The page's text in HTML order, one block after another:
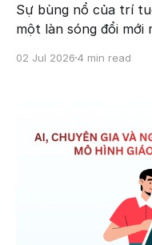
Sự bùng nổ của trí
một làn sóng đổi mới
dự báo nguy cơ
02 Jul 2026 4 min read